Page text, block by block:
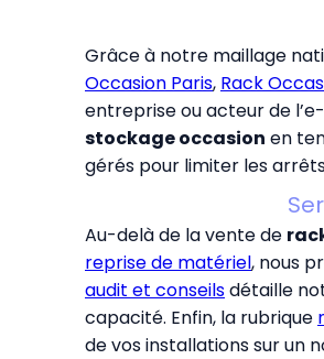
Grâce à notre maillage
Occasion Paris, Rack
entreprise ou acteur de
stockage occasion en
gérés pour limiter les
Au-delà de la vente de
reprise de matériel, nous
audit et conseilsdétaille
capacité. Enfin, la rubrique
de vos installations sur un